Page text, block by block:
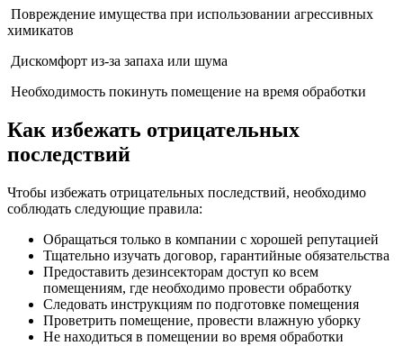
Повреждение имущества при использовании агрессивных
химикатов
Дискомфорт из-за запаха или шума
Необходимость покинуть помещение на время обработки
Как избежать отрицательных
последствий
Чтобы избежать отрицательных последствий, необходимо
соблюдать следующие правила:
Обращаться только в компании с хорошей репутацией
Тщательно изучать договор, гарантийные обязательства
Предоставить дезинсекторам доступ ко всем
помещениям, где необходимо провести обработку
Следовать инструкциям по подготовке помещения
Проветрить помещение, провести влажную уборку
Не находиться в помещении во время обработки